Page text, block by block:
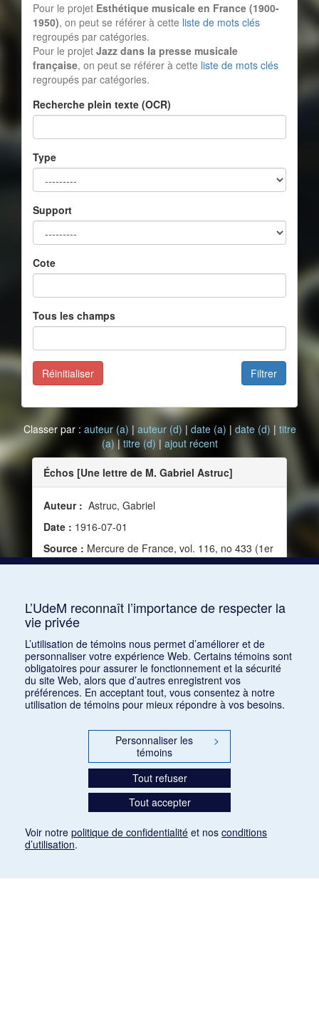
Pour le projet Esthétique musicale en France (1900-
1950), on peut se référer à cette liste de mots clés
regroupés par catégories.
Pour le projet Jazz dans la presse musicale
française, on peut se référer à cette liste de mots clés
regroupés par catégories.
Recherche plein texte (OCR)
Type
Support
Cote
Tous les champs
Filtrer
Réinitialiser
Classer par : auteur (a) | auteur (d) | date (a) | date (d) | titre
(a)| titre (d) | ajout récent
Échos [Une lettre de M. Gabriel Astruc]
Auteur : Astruc, Gabriel
Date : 1916-07-01
Source : Mercure de France, vol. 116, no 433 (1er
juillet 1916)
L’UdeM reconnaît l’importance de respecter la
vie privée
L’utilisation de témoins nous permet d’améliorer et de
personnaliser votre expérience Web. Certains témoins sont
obligatoires pour assurer le fonctionnement et la sécurité
du site Web, alors que d’autres enregistrent vos
préférences. En acceptant tout, vous consentez à notre
utilisation de témoins pour mieux répondre à vos besoins.
Personnaliser les
témoins
>
Tout refuser
Tout accepter
Voir notre politique de confidentialité et nos conditions
d’utilisation.